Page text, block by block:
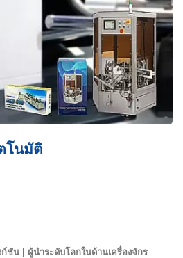
ป PTP
ชัน | ผู้นำระดับโลกในด้านเครื่องจักร